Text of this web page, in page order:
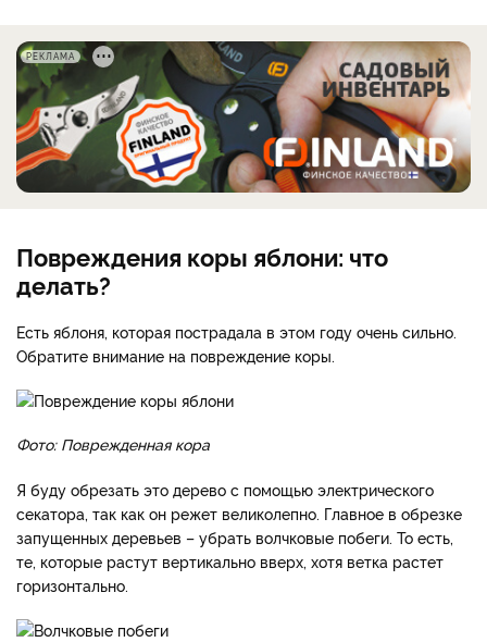
РЕКЛАМА
Повреждения коры яблони: что
делать?
Есть яблоня, которая пострадала в этом году очень сильно.
Обратите внимание на повреждение коры.
Фото: Поврежденная кора
Я буду обрезать это дерево с помощью электрического
секатора, так как он режет великолепно. Главное в обрезке
запущенных деревьев – убрать волчковые побеги. То есть,
те, которые растут вертикально вверх, хотя ветка растет
горизонтально.